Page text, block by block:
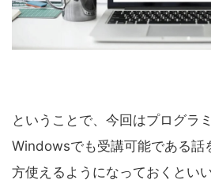
ということで、今回はプログラ
Windowsでも受講可能である話
方使えるようになっておくとい